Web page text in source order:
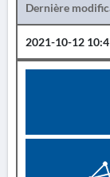
Dernière
2021-10-12